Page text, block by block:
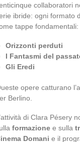
collaboratori
ibride: ogni formato
tappe fondamentali:
Orizzonti perduti
I Fantasmi del
Gli Eredi
opere catturano
Berlino.
di Clara Pésery
formazione e sulla
Domani e il